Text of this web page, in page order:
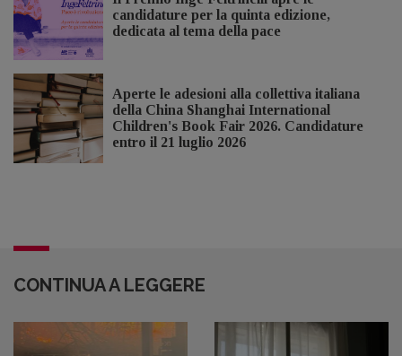
candidature per la quinta edizione,
dedicata al tema della pace
Aperte le adesioni alla collettiva italiana
della China Shanghai International
Children's Book Fair 2026. Candidature
entro il 21 luglio 2026
CONTINUA A LEGGERE